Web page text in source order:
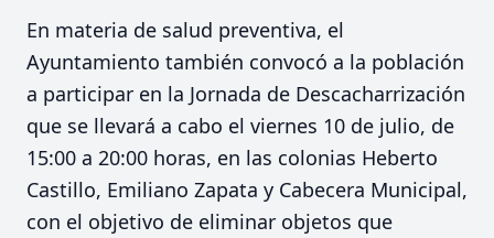
En materia de salud preventiva, el
Ayuntamiento también convocó a la población
a participar en la Jornada de Descacharrización
que se llevará a cabo el viernes 10 de julio, de
15:00 a 20:00 horas, en las colonias Heberto
Castillo, Emiliano Zapata y Cabecera Municipal,
con el objetivo de eliminar objetos que